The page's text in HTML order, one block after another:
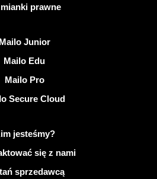
prawne
Mailo Junior
Mailo Edu
Mailo Pro
Secure Cloud
Mailo
jesteśmy?
się z nami
sprzedawcą